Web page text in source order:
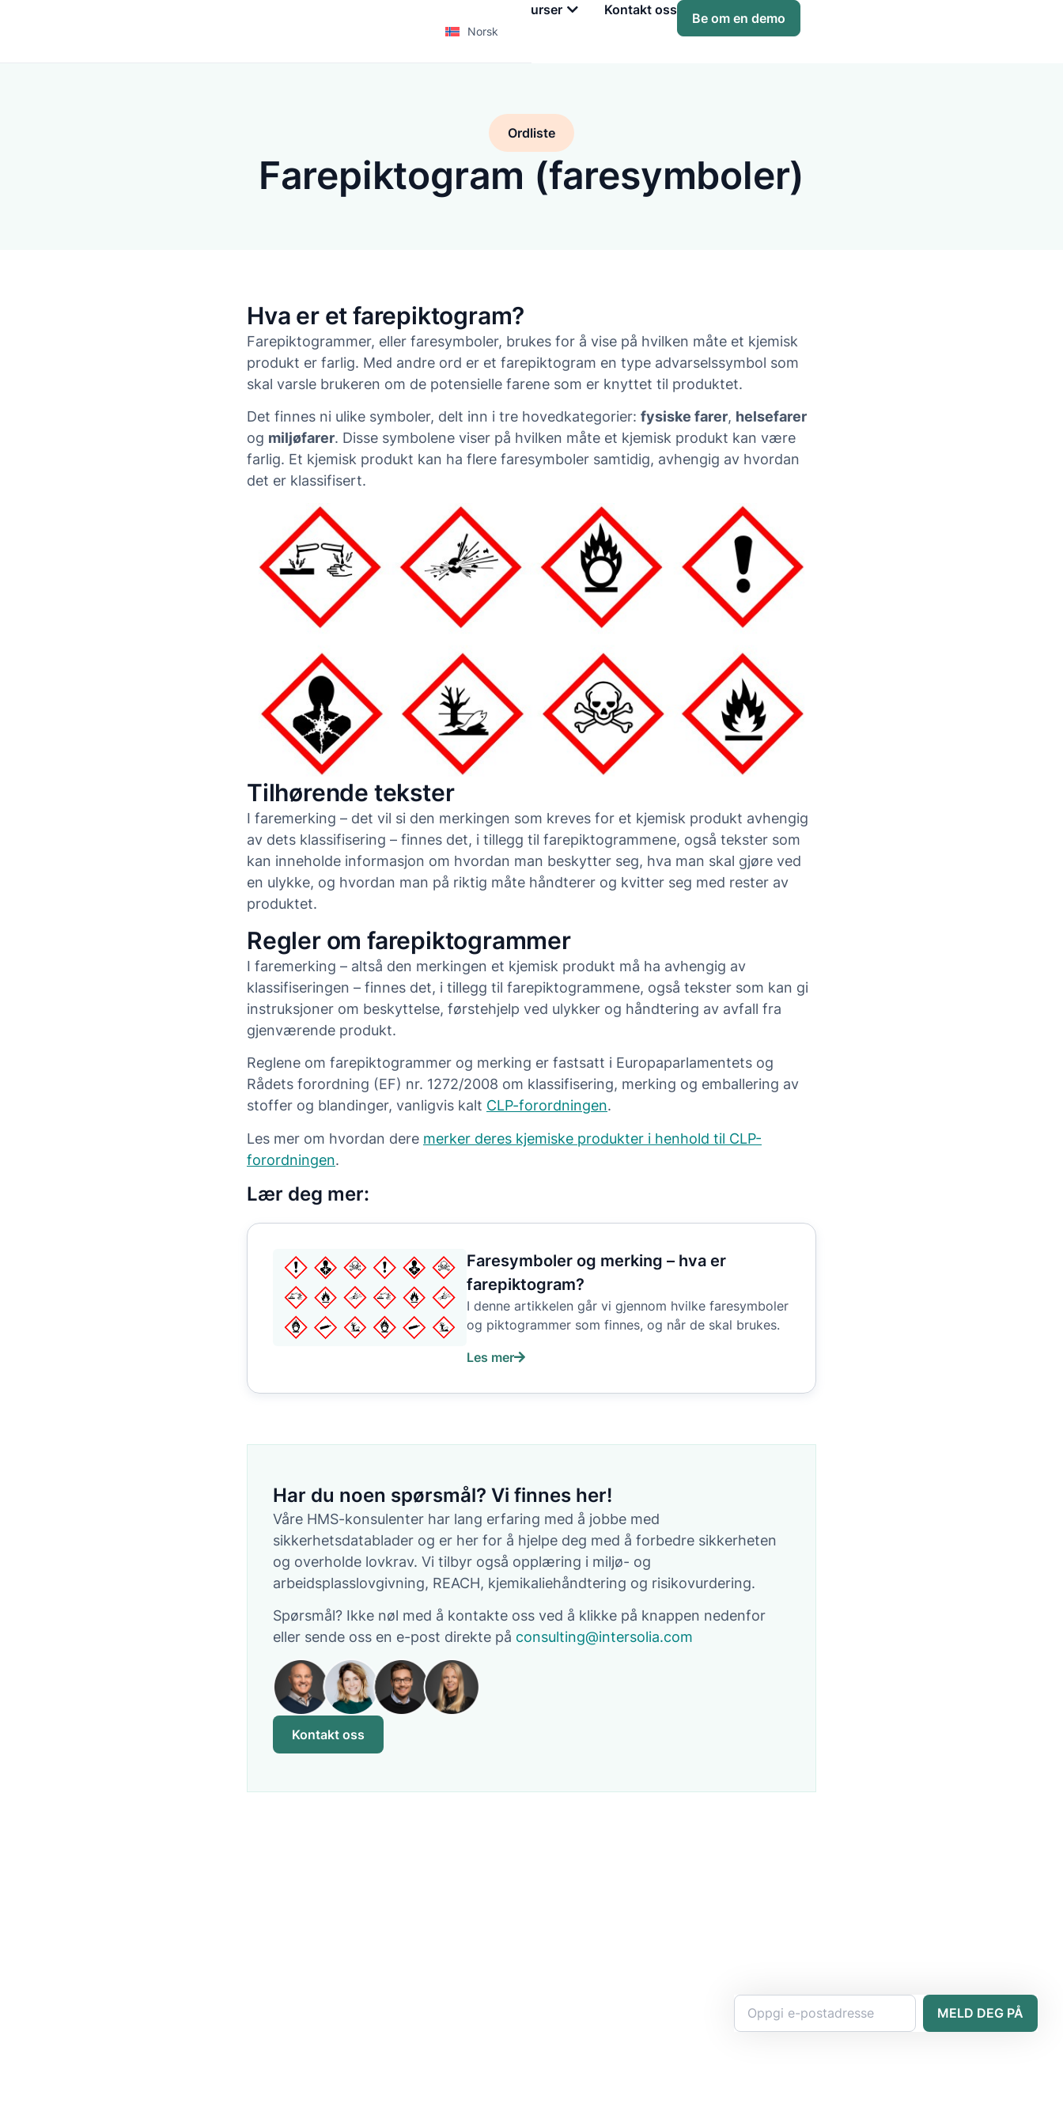
Norsk
Ressurser Kontakt oss
Be om en demo
Ordliste
Farepiktogram (faresymboler)
Hva er et farepiktogram?
Farepiktogrammer, eller faresymboler, brukes for å vise på hvilken måte et kjemisk
produkt er farlig. Med andre ord er et farepiktogram en type advarselssymbol som
skal varsle brukeren om de potensielle farene som er knyttet til produktet.
Det finnes ni ulike symboler, delt inn i tre hovedkategorier: fysiske farer, helsefarer
og miljøfarer. Disse symbolene viser på hvilken måte et kjemisk produkt kan være
farlig. Et kjemisk produkt kan ha flere faresymboler samtidig, avhengig av hvordan
det er klassifisert.
Tilhørende tekster
I faremerking – det vil si den merkingen som kreves for et kjemisk produkt avhengig
av dets klassifisering – finnes det, i tillegg til farepiktogrammene, også tekster som
kan inneholde informasjon om hvordan man beskytter seg, hva man skal gjøre ved
en ulykke, og hvordan man på riktig måte håndterer og kvitter seg med rester av
produktet.
Regler om farepiktogrammer
I faremerking – altså den merkingen et kjemisk produkt må ha avhengig av
klassifiseringen – finnes det, i tillegg til farepiktogrammene, også tekster som kan gi
instruksjoner om beskyttelse, førstehjelp ved ulykker og håndtering av avfall fra
gjenværende produkt.
Reglene om farepiktogrammer og merking er fastsatt i Europaparlamentets og
Rådets forordning (EF) nr. 1272/2008 om klassifisering, merking og emballering av
stoffer og blandinger, vanligvis kalt CLP-forordningen.
Les mer om hvordan dere merker deres kjemiske produkter i henhold til CLP-
forordningen.
Lær deg mer:
Faresymboler og merking – hva er
farepiktogram?
I denne artikkelen går vi gjennom hvilke fare­symboler
og piktogrammer som finnes, og når de skal brukes.
Les mer
Har du noen spørsmål? Vi finnes her!
Våre HMS-konsulenter har lang erfaring med å jobbe med
sikkerhetsdatablader og er her for å hjelpe deg med å forbedre sikkerheten
og overholde lovkrav. Vi tilbyr også opplæring i miljø- og
arbeidsplasslovgivning, REACH, kjemikaliehåndtering og risikovurdering.
Spørsmål? Ikke nøl med å kontakte oss ved å klikke på knappen nedenfor
eller sende oss en e-post direkte på consulting@intersolia.com
Kontakt oss
MELD DEG PÅ